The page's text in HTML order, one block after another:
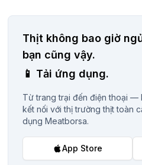
Thịt không bao giờ
bạn cũng vậy.
📱 Tải ứng dụng.
Từ trang trại đến điện thoại —
kết nối với thị trường thịt toàn
dụng Meatborsa.
App Store